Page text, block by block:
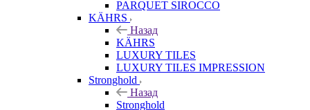
PARQUET SIROCCO
KÄHRS
Назад
KÄHRS
LUXURY TILES
LUXURY TILES IMPRESSION
Stronghold
Назад
Stronghold